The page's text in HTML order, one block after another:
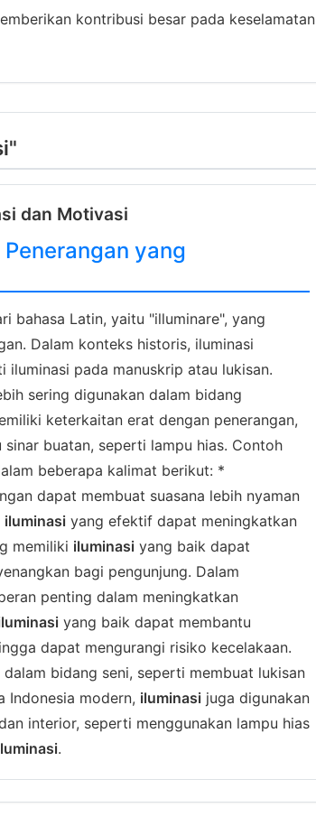
kontribusi besar pada keselamatan
dan Motivasi
yang
bahasa Latin, yaitu "illuminare", yang
Dalam konteks historis, iluminasi
pada manuskrip atau lukisan.
sering digunakan dalam bidang
keterkaitan erat dengan penerangan,
buatan, seperti lampu hias. Contoh
beberapa kalimat berikut: *
dapat membuat suasana lebih nyaman
iluminasi yang efektif dapat meningkatkan
memiliki iluminasi yang baik dapat
bagi pengunjung. Dalam
penting dalam meningkatkan
yang baik dapat membantu
dapat mengurangi risiko kecelakaan.
bidang seni, seperti membuat lukisan
Indonesia modern, iluminasi juga digunakan
interior, seperti menggunakan lampu hias
.